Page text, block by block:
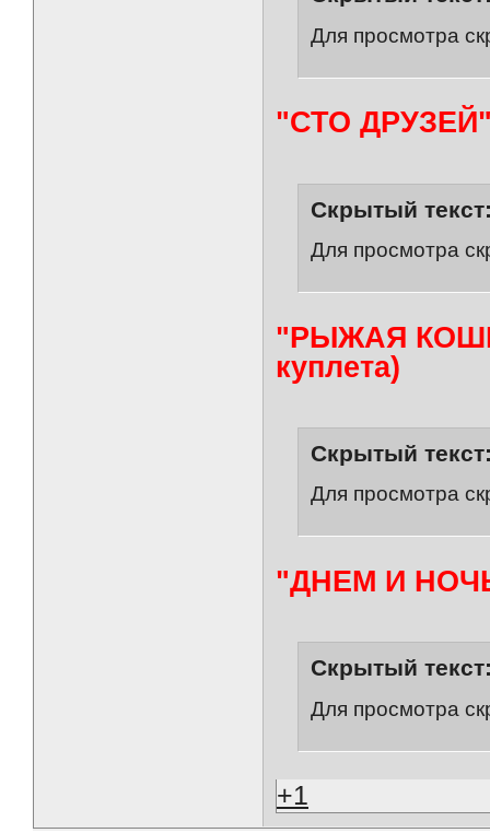
Для просмотра
"СТО
Скрытый
Для просмотра
"РЫЖАЯ
куплета)
Скрытый
Для просмотра
"ДНЕМ И
Скрытый
Для просмотра
+1